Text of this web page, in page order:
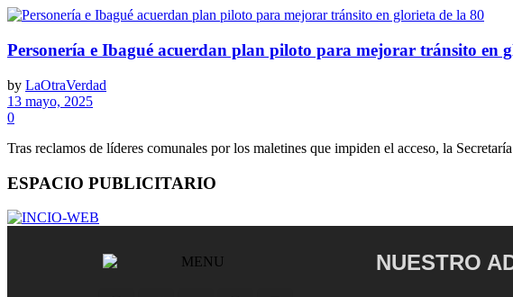
Personería e Ibagué acuerdan plan piloto para mejorar tránsito en
by LaOtraVerdad
13 mayo, 2025
0
Tras reclamos de líderes comunales por los maletines que impiden el acceso, la
ESPACIO PUBLICITARIO
NUESTRO